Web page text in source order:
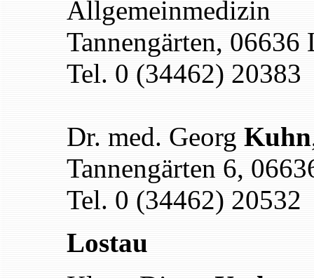
Allgemeinmedizin
Tannengärten, 06636
Tel. 0 (34462) 20383
Dr. med. Georg Kuhn
Tannengärten 6,
Tel. 0 (34462) 20532
Lostau